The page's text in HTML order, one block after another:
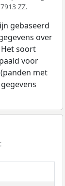
ZZ.
gebaseerd
over
Het soort
voor
met